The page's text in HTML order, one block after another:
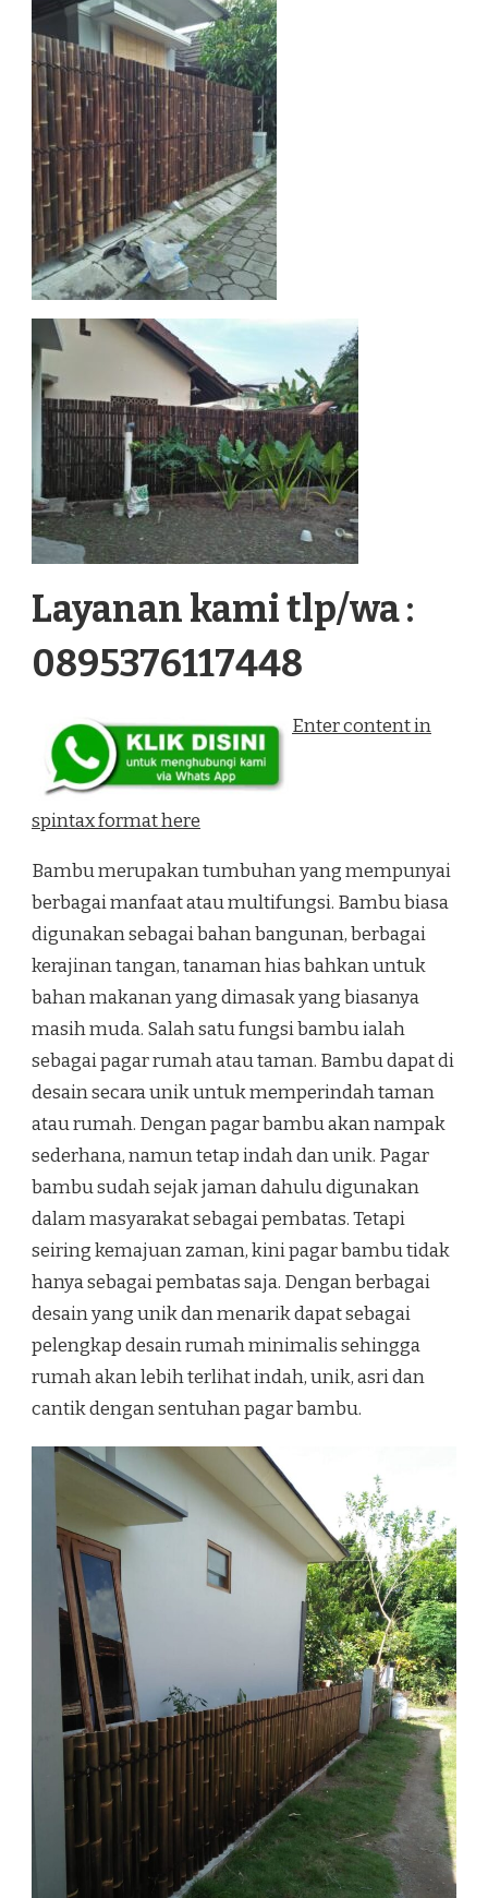
Layanan kami tlp/wa :
0895376117448
Enter content in
spintax format here
Bambu merupakan tumbuhan yang mempunyai
berbagai manfaat atau multifungsi. Bambu biasa
digunakan sebagai bahan bangunan, berbagai
kerajinan tangan, tanaman hias bahkan untuk
bahan makanan yang dimasak yang biasanya
masih muda. Salah satu fungsi bambu ialah
sebagai pagar rumah atau taman. Bambu dapat di
desain secara unik untuk memperindah taman
atau rumah. Dengan pagar bambu akan nampak
sederhana, namun tetap indah dan unik. Pagar
bambu sudah sejak jaman dahulu digunakan
dalam masyarakat sebagai pembatas. Tetapi
seiring kemajuan zaman, kini pagar bambu tidak
hanya sebagai pembatas saja. Dengan berbagai
desain yang unik dan menarik dapat sebagai
pelengkap desain rumah minimalis sehingga
rumah akan lebih terlihat indah, unik, asri dan
cantik dengan sentuhan pagar bambu.